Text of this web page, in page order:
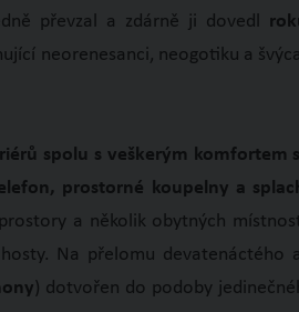
převzal a zdárně ji dovedl
neorenesanci, neogotiku a
spolu s veškerým
prostorné koupelny a
a několik obytných
Na přelomu
) dotvořen do podoby